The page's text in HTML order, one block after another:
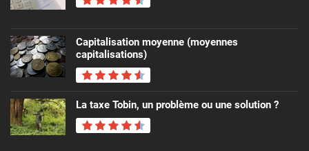
Capitalisation moyenne (moyennes
capitalisations)
La taxe Tobin, un problème ou une solution ?